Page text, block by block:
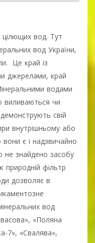
вод. Тут
вод України,
Це край із
джерелами, край
водами
виливаються чи
свій
внутрішньому або
є і надзвичайно
знайдено засобу
фільтр
дозволяє в
вод
«Поляна
7», «Свалява»,